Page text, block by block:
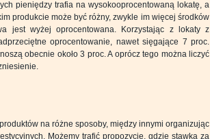
pieniędzy trafia na wysokooprocentowaną lokatę, a
produkcie może być różny, zwykle im więcej środków
jest wyżej oprocentowana. Korzystając z lokaty z
oprocentowanie, nawet sięgające 7 proc.
obecnie około 3 proc. A oprócz tego można liczyć
na różne sposoby, między innymi organizując
Możemy trafić propozycje, gdzie stawka za